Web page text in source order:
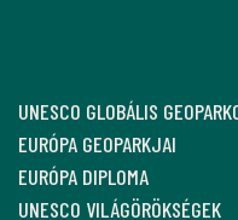
UNESCO GLOBÁLIS
EURÓPA GEOPARKJAI
EURÓPA DIPLOMA
UNESCO VILÁGÖRÖKSÉGEK